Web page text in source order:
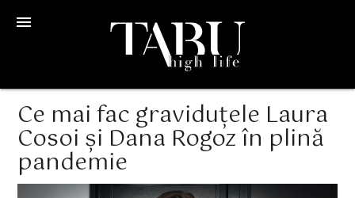
menu
Ce mai fac graviduțele Laura
Cosoi și Dana Rogoz în plină
pandemie